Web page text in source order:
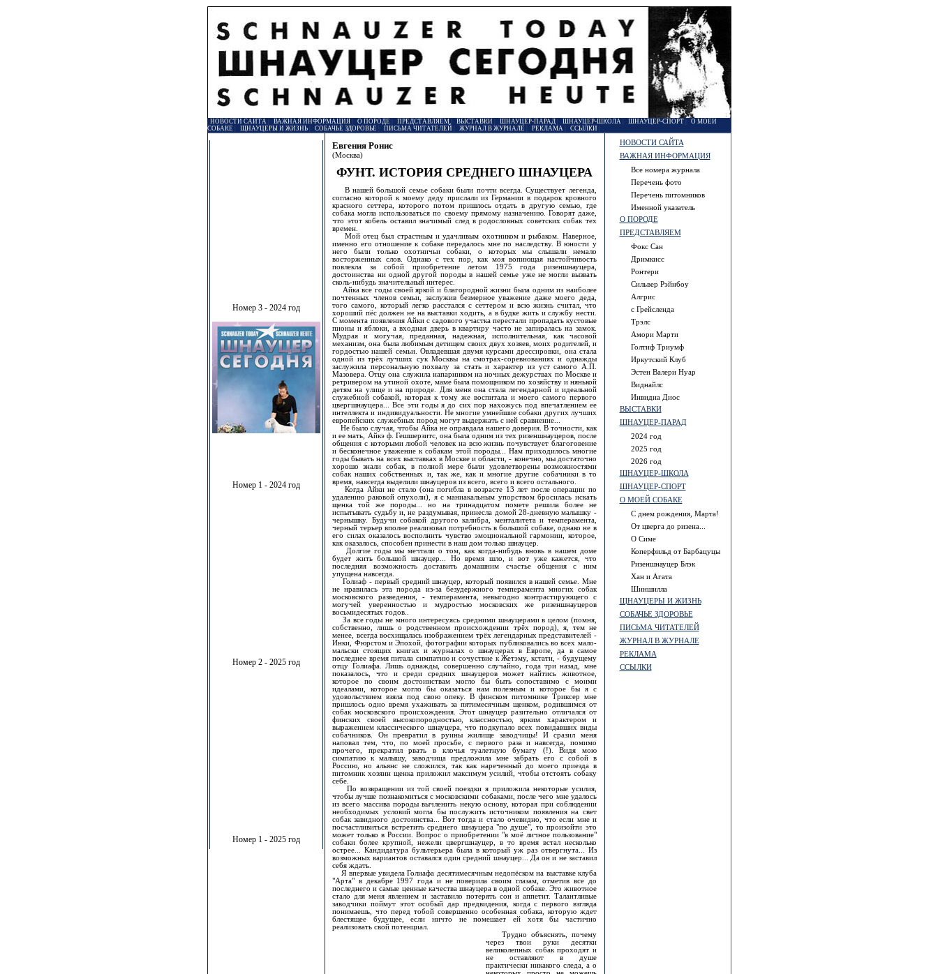
НОВОСТИ САЙТА| ВАЖНАЯ ИНФОРМАЦИЯ| О ПОРОДЕ ПРЕДСТАВЛЯЕМ| ВЫСТАВКИ ШНАУЦЕР-ПАРАД| ШНАУЦЕР-ШКОЛА| ШНАУЦЕР-СПОРТ|
О МОЕЙ
СОБАКЕ
ЩНАУЦЕРЫ И ЖИЗНЬ| СОБАЧЬЕ ЗДОРОВЬЕ ПИСЬМА ЧИТАТЕЛЕЙ ЖУРНАЛ В ЖУРНАЛЕ РЕКЛАМА| ССЫЛКИ
Номер 3 - 2024 год
Номер 1 - 2024 год
Номер 2 - 2025 год
Номер 1 - 2025 год
Евгения Ронис
(Москва)
ФУНТ. ИСТОРИЯ СРЕДНЕГО ШНАУЦЕРА
В нашей большой семье собаки были почти всегда. Существует легенда,
согласно которой к моему деду прислали из Германии в подарок кровного
красного сеттера, которого потом пришлось отдать в другую семью, где
собака могла использоваться по своему прямому назначению. Говорят даже,
что этот кобель оставил значимый след в родословных советских собак тех
времен.
Мой отец был страстным и удачливым охотником и рыбаком. Наверное,
именно его отношение к собаке передалось мне по наследству. В юности у
него были только охотничьи собаки, о которых мы слышали немало
восторженных слов. Однако с тех пор, как моя вопиющая настойчивость
повлекла за собой приобретение летом 1975 года ризеншнауцера,
достоинства ни одной другой породы в нашей семье уже не могли вызвать
сколь-нибудь значительный интерес.
Айка все годы своей яркой и благородной жизни была одним из наиболее
почтенных членов семьи, заслужив безмерное уважение даже моего деда,
того самого, который легко расстался с сеттером и всю жизнь считал, что
хороший пёс должен не на выставки ходить, а в будке жить и службу нести.
С момента появления Айки с садового участка перестали пропадать кустовые
пионы и яблоки, а входная дверь в квартиру часто не запиралась на замок.
Мудрая и могучая, преданная, надежная, исполнительная, как часовой
механизм, она была любимым детищем своих двух хозяев, моих родителей, и
гордостью нашей семьи. Овладевшая двумя курсами дрессировки, она стала
одной из трёх лучших сук Москвы на смотрах-соревнованиях и однажды
заслужила персональную похвалу за стать и характер из уст самого А.П.
Мазовера. Отцу она служила напарником на ночных дежурствах по Москве и
ретривером на утиной охоте, маме была помощником по хозяйству и нянькой
детям на улице и на природе. Для меня она стала легендарной и идеальной
служебной собакой, которая к тому же воспитала и моего самого первого
цвергшнауцера... Все эти годы я до сих пор нахожусь под впечатлением ее
интеллекта и индивидуальности. Не многие умнейшие собаки других лучших
европейских служебных пород могут выдержать с ней сравнение...
Не было случая, чтобы Айка не оправдала нашего доверия. В точности, как
и ее мать, Айкэ ф. Гешшерзитс, она была одним из тех ризеншнауцеров, после
общения с которыми любой человек на всю жизнь почувствует благоговение
и бесконечное уважение к собакам этой породы... Нам приходилось многие
годы бывать на всех выставках в Москве и области, - конечно, мы достаточно
хорошо знали собак, в полной мере были удовлетворены возможностями
собак наших собственных и, так же, как и многие другие собачники в то
время, навсегда выделили шнауцеров из всего, всего и всего остального.
Когда Айки не стало (она погибла в возрасте 13 лет после операции по
удалению раковой опухоли), я с маниакальным упорством бросилась искать
щенка той же породы... но на тринадцатом помете решила более не
испытывать судьбу и, не раздумывая, принесла домой 28-дневную малышку -
чернышку. Будучи собакой другого калибра, менталитета и темперамента,
черный терьер вполне реализовал потребность в большой собаке, однако не в
его силах оказалось восполнить чувство эмоциональной гармонии, которое,
как оказалось, способен принести в наш дом только шнауцер.
Долгие годы мы мечтали о том, как когда-нибудь вновь в нашем доме
будет жить большой шнауцер... Но время шло, и вот уже кажется, что
последняя возможность доставить домашним счастье общения с ним
упущена навсегда.
Голиаф - первый средний шнауцер, который появился в нашей семье. Мне
не нравилась эта порода из-за безудержного темперамента многих собак
московского разведения, - темперамента, невыгодно контрастирующего с
могучей уверенностью и мудростью московских же ризеншнауцеров
восьмидесятых годов..
За все годы не много интересуясь средними шнауцерами в целом (помня,
собственно, лишь о родственном происхождении трёх пород), я, тем не
менее, всегда восхищалась изображением трёх легендарных представителей -
Инки, Фюрстом и Эпохой, фотографии которых публиковались во всех мало-
мальски стоящих книгах и журналах о шнауцерах в Европе, да в самое
последнее время питала симпатию и сочуствие к Жетэму, кстати, - будущему
отцу Голиафа. Лишь однажды, совершенно случайно, года три назад, мне
показалось, что и среди средних шнауцеров может найтись животное,
которое по своим достоинствам могло бы быть сопоставимо с моими
идеалами, которое могло бы оказаться нам полезным и которое бы я с
удовольствием взяла под свою опеку. В финском питомнике Триксер мне
пришлось одно время ухаживать за пятимесячным щенком, родившимся от
собак московского происхождения. Этот шнауцер разительно отличался от
финских своей высокопородностью, классностью, ярким характером и
выражением классического шнауцера, что подкупало всех повидавших виды
собачников. Он превратил в руины жилище заводчицы! И сразил меня
наповал тем, что, по моей просьбе, с первого раза и навсегда, помимо
прочего, прекратил рвать в клочья туалетную бумагу (!). Видя мою
симпатию к малышу, заводчица предложила мне забрать его с собой в
Россию, но альянс не сложился, так как нареченный до моего приезда в
питомник хозяин щенка приложил максимум усилий, чтобы отстоять собаку
себе.
По возвращении из той своей поездки я приложила некоторые усилия,
чтобы лучше познакомиться с московскими собаками, после чего мне удалось
из всего массива породы вычленить некую основу, которая при соблюдении
необходимых условий могла бы послужить источником появления на свет
собак завидного достоинства... Вот тогда и стало очевидно, что если мне и
посчастливиться встретить среднего шнауцера "по душе", то произойти это
может только в России. Вопрос о приобретении "в моё личное пользование"
собаки более крупной, нежели цвергшнауцер, в то время встал несколько
острее... Кандидатура бультерьера была в который уж раз отвергнута... Из
возможных вариантов оставался один средний шнауцер... Да он и не заставил
себя ждать.
Я впервые увидела Голиафа десятимесячным недопёском на выставке клуба
"Арта" в декабре 1997 года и не поверила своим глазам, отметив все до
последнего и самые ценные качества шнауцера в одной собаке. Это животное
стало для меня явлением и заставило потерять сон и аппетит. Талантливые
заводчики поймут этот особый дар предвидения, когда с первого взгляда
понимаешь, что перед тобой совершенно особенная собака, которую ждет
блестящее будущее, если ничто не помешает ей хотя бы частично
реализовать свой потенциал.
Трудно объяснять, почему
через твои руки десятки
великолепных собак проходят и
не оставляют в душе
практически никакого следа, а о
НОВОСТИ САЙТА
ВАЖНАЯ ИНФОРМАЦИЯ
Все номера журнала
Перечень фото
Перечень питомников
Именной указатель
О ПОРОДЕ
ПРЕДСТАВЛЯЕМ
Фокс Сан
Дримкисс
Ронтери
Сильвер Рэйнбоу
Алгрис
с Грейсленда
Трэлс
Амори Марти
Голтиф Триумф
Иркутский Клуб
Эстен Валери Нуар
Виднайлс
Инвидиа Диос
ВЫСТАВКИ
ШНАУЦЕР-ПАРАД
2024 год
2025 год
2026 год
ШНАУЦЕР-ШКОЛА
ШНАУЦЕР-СПОРТ
О МОЕЙ СОБАКЕ
С днем рождения, Марта!
От цверга до ризена...
О Симе
Коперфильд от Барбацуцы
Ризеншнауцер Блэк
Хан и Агата
Шиншилла
ЩНАУЦЕРЫ И ЖИЗНЬ
СОБАЧЬЕ ЗДОРОВЬЕ
ПИСЬМА ЧИТАТЕЛЕЙ
ЖУРНАЛ В ЖУРНАЛЕ
РЕКЛАМА
ССЫЛКИ